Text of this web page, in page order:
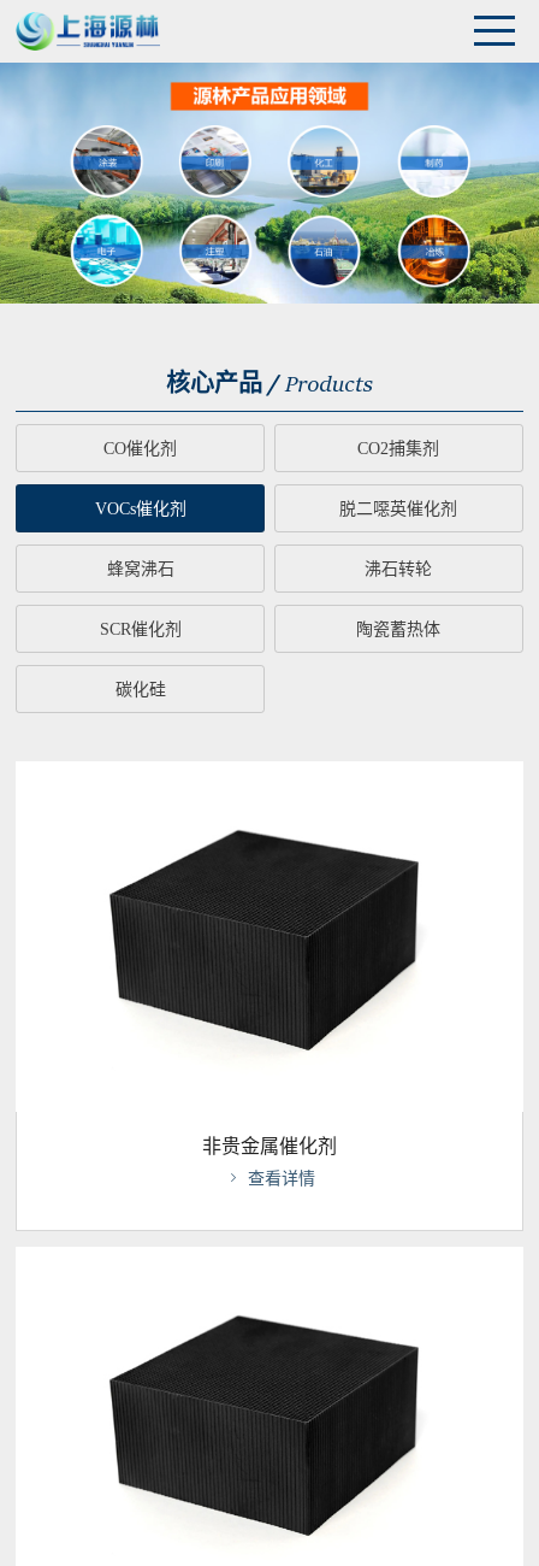
核心产品 /Products
CO催化剂 CO2捕集剂
VOCs催化剂 脱二噁英催化剂
蜂窝沸石 沸石转轮
SCR催化剂 陶瓷蓄热体
碳化硅
非贵金属催化剂
 查看详情